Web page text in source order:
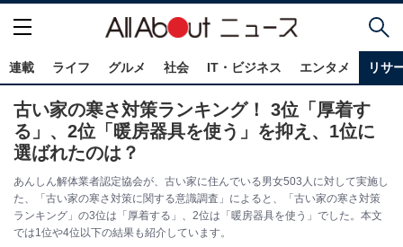
連載 ライフ グルメ 社会 IT・ビジネス エンタメ リサ
古い家の寒さ対策ランキング！ 3位「厚着す
る」、2位「暖房器具を使う」を抑え、1位に
選ばれたのは？
あんしん解体業者認定協会が、古い家に住んでいる男女503人に対して実施し
た、「古い家の寒さ対策に関する意識調査」によると、「古い家の寒さ対策
ランキング」の3位は「厚着する」、2位は「暖房器具を使う」でした。本文
では1位や4位以下の結果も紹介しています。